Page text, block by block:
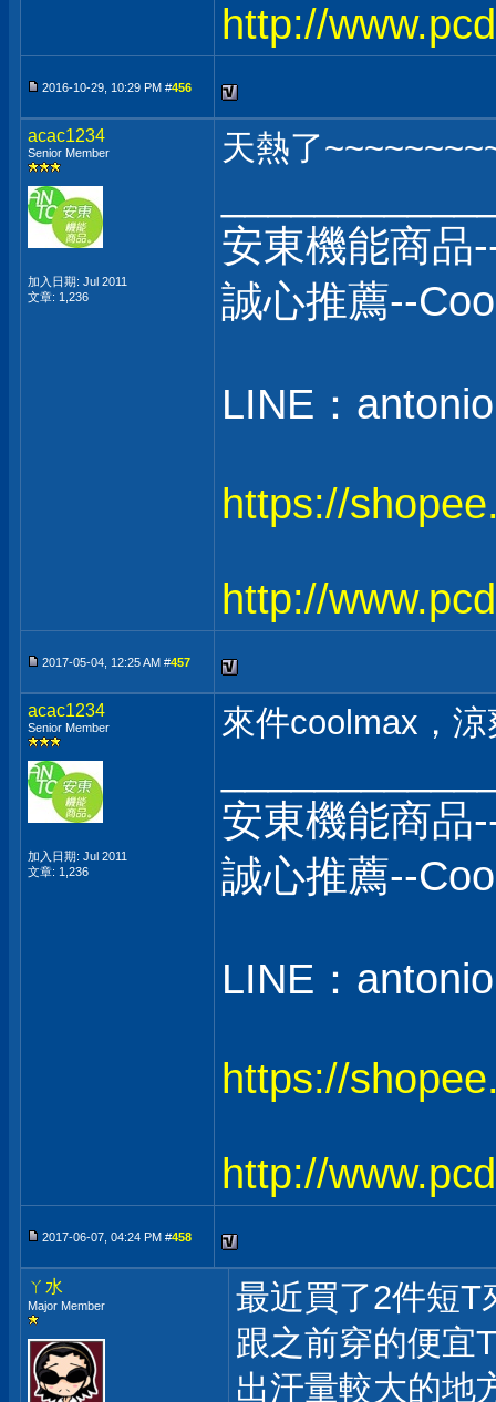
http://
2016-10-29, 10:29 PM #456
acac1234
Senior Member
加入日期: Jul 2011
文章: 1,236
天熱了
安東機能商品
誠心推薦--
LINE：
https://
http://
2017-05-04, 12:25 AM #457
acac1234
Senior Member
加入日期: Jul 2011
文章: 1,236
來件coolmax，
安東機能商品
誠心推薦--
LINE：
https://
http://
2017-06-07, 04:24 PM #458
ㄚ水
Major Member
最近買了2件短T
跟之前穿的便宜
出汗量較大的地